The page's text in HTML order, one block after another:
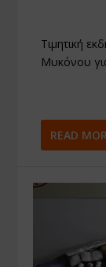
Τιμητική
Μυκόνου
READ